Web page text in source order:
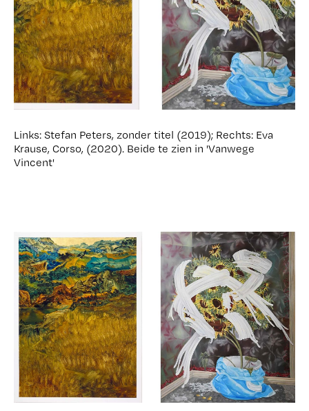
Links: Stefan Peters, zonder titel (2019); Rechts: Eva
Krause, Corso, (2020). Beide te zien in 'Vanwege
Vincent'